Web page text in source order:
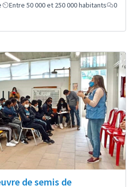
Entre 50 000 et 250 000 habitants
0
de semis de